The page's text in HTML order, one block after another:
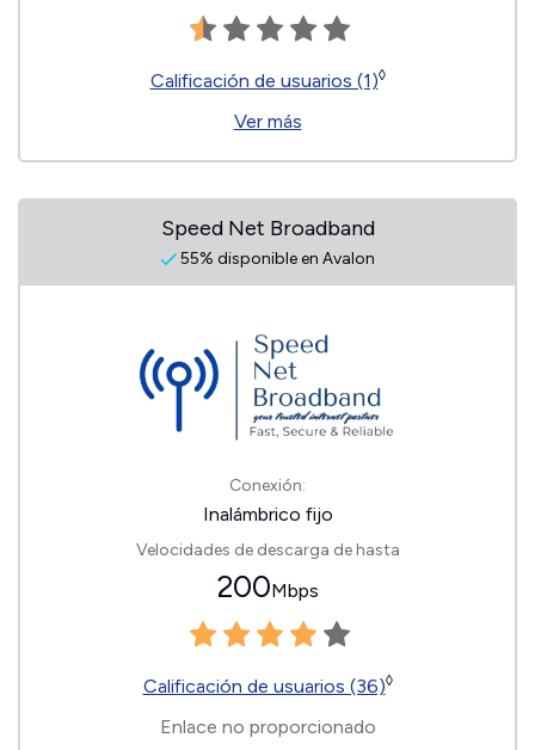
Calificación de usuarios (1)◊
Ver más
Speed Net Broadband
55% disponible en Avalon
Conexión:
Inalámbrico fijo
Velocidades de descarga de hasta
200Mbps
Calificación de usuarios (36)◊
Enlace no proporcionado